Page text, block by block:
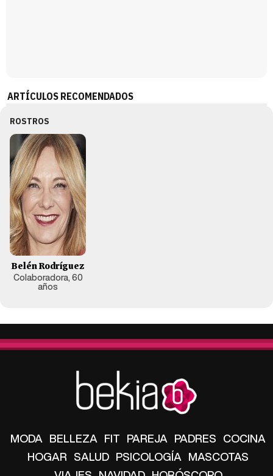
ARTÍCULOS RECOMENDADOS
ROSTROS
Belén Rodríguez
Colaboradora, 60
años
MODA BELLEZA FIT PAREJA PADRES COCINA
HOGAR SALUD PSICOLOGÍA MASCOTAS